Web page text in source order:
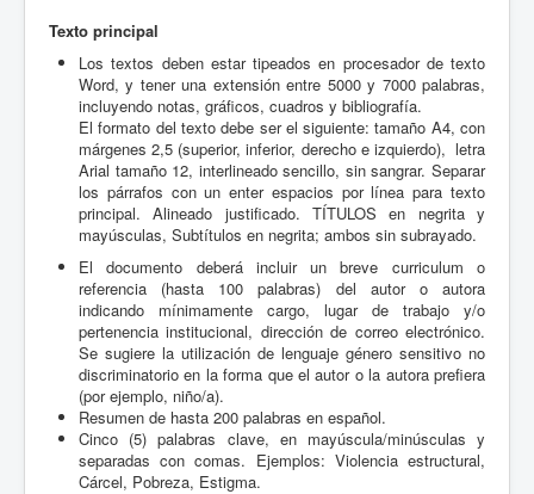
Texto principal
Los textos deben estar tipeados en procesador de texto
Word, y tener una extensión entre 5000 y 7000 palabras,
incluyendo notas, gráficos, cuadros y bibliografía.
El formato del texto debe ser el siguiente: tamaño A4, con
márgenes 2,5 (superior, inferior, derecho e izquierdo), letra
Arial tamaño 12, interlineado sencillo, sin sangrar. Separar
los párrafos con un enter espacios por línea para texto
principal. Alineado justificado. TÍTULOS en negrita y
mayúsculas, Subtítulos en negrita; ambos sin subrayado.
El documento deberá incluir un breve curriculum o
referencia (hasta 100 palabras) del autor o autora
indicando mínimamente cargo, lugar de trabajo y/o
pertenencia institucional, dirección de correo electrónico.
Se sugiere la utilización de lenguaje género sensitivo no
discriminatorio en la forma que el autor o la autora prefiera
(por ejemplo, niño/a).
Resumen de hasta 200 palabras en español.
Cinco (5) palabras clave, en mayúscula/minúsculas y
separadas con comas. Ejemplos: Violencia estructural,
Cárcel, Pobreza, Estigma.